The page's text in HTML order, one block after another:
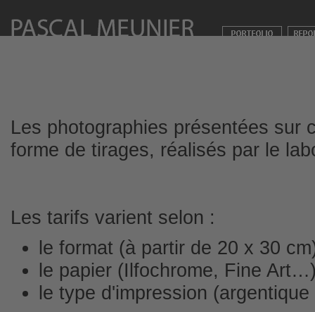
Les photographies présentées sur
forme de tirages, réalisés par le
Les tarifs varient selon :
le format (à partir de 20 x 30
le papier (Ilfochrome, Fine
le type d'impression